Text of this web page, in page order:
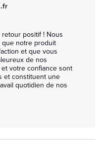
positif ! Nous
que notre produit
et que vous
de nos
votre confiance sont
et constituent une
quotidien de nos